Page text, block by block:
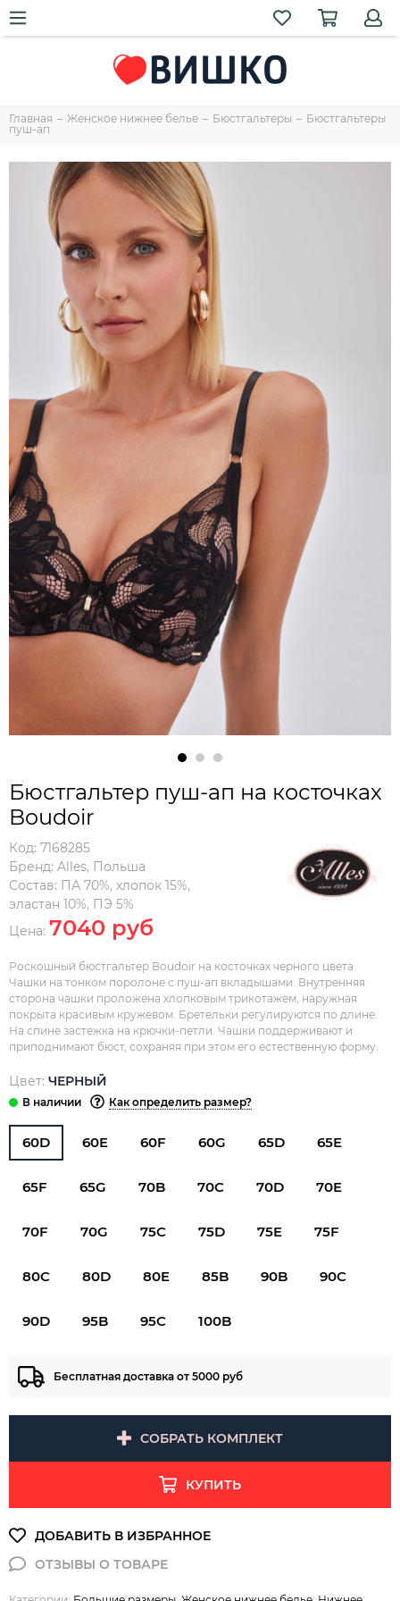
Главная Женское нижнее белье Бюстгальтеры
Бюстгальтеры
пуш-ап
Бюстгальтер пуш-ап на косточках
Boudoir
Код: 7168285
Бренд: Alles, Польша
Состав: ПА 70%, хлопок 15%,
эластан 10%, ПЭ 5%
Цена: 7040 руб
Роскошный бюстгальтер Boudoir на косточках черного цвета.
Чашки на тонком поролоне с пуш-ап вкладышами. Внутренняя
сторона чашки проложена хлопковым трикотажем, наружная
покрыта красивым кружевом. Бретельки регулируются по длине.
На спине застежка на крючки-петли. Чашки поддерживают и
приподнимают бюст, сохраняя при этом его естественную форму.
Цвет: ЧЕРНЫЙ
Как определить размер?
60D 60E 60F 60G 65D 65E
65F 65G 70B 70C 70D 70E
70F 70G 75C 75D 75E 75F
80C 80D 80E 85B 90B 90C
90D 95B 95C 100B
Бесплатная доставка от 5000 руб
СОБРАТЬ КОМПЛЕКТ
КУПИТЬ